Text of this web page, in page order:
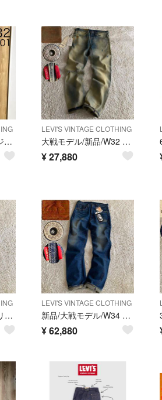
リーバイスビンテージクロージング 71501 デニムパンツ
LEVI'S VINTAGE CLOTHING
大戦モデル/新品/W32 リーバイス S501XX 片面bigE コーンデニム
¥27,880
濃紺/37年復刻/W40 リーバイス 501XX 片面ビッグE 赤耳デニム 尾錠
LEVI'S VINTAGE CLOTHING
新品/大戦モデル/W34 リーバイス S501XX 片面ビッグE 赤耳 月桂樹
¥62,880